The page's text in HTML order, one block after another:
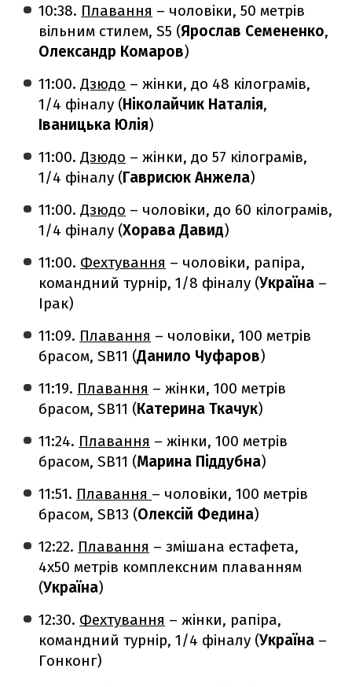
10:38. Плавання – чоловіки, 50 метрів
вільним стилем, S5 (Ярослав Семененко,
Олександр Комаров)
11:00.Дзюдо – жінки, до 48 кілограмів,
1/4 фіналу (Ніколайчик Наталія,
Іваницька Юлія)
11:00.Дзюдо – жінки, до 57 кілограмів,
1/4 фіналу (Гаврисюк Анжела)
11:00.Дзюдо – чоловіки, до 60 кілограмів,
1/4 фіналу (Хорава Давид)
11:00. Фехтування – чоловіки, рапіра,
командний турнір, 1/8 фіналу (Україна –
Ірак)
11:09. Плавання – чоловіки, 100 метрів
брасом, SB11 (Данило Чуфаров)
11:19. Плавання – жінки, 100 метрів
брасом, SB11 (Катерина Ткачук)
11:24. Плавання – жінки, 100 метрів
брасом, SB11 (Марина Піддубна)
11:51. Плавання – чоловіки, 100 метрів
брасом, SB13 (Олексій Федина)
12:22. Плавання – змішана естафета,
4х50 метрів комплексним плаванням
(Україна)
12:30. Фехтування – жінки, рапіра,
командний турнір, 1/4 фіналу (Україна –
Гонконг)